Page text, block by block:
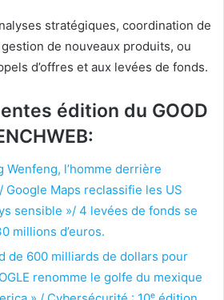
stratégiques, coordination de
de nouveaux produits, ou
d’offres et aux levées de fonds.
édition du GOOD
Wenfeng, l’homme derrière
Google Maps reclassifie les US
sensible »/ 4 levées de fonds se
millions d’euros.
de 600 milliards de dollars pour
renomme le golfe du mexique